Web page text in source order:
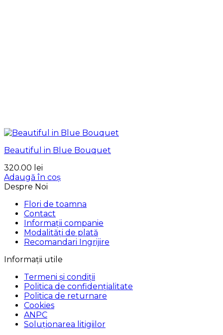
Beautiful in Blue Bouquet
320.00 lei
Adaugă în coș
Despre Noi
Flori de toamna
Contact
Informații companie
Modalități de plată
Recomandari Ingrijire
Informații utile
Termeni și condiții
Politica de confidențialitate
Politica de returnare
Cookies
ANPC
Soluționarea litigiilor